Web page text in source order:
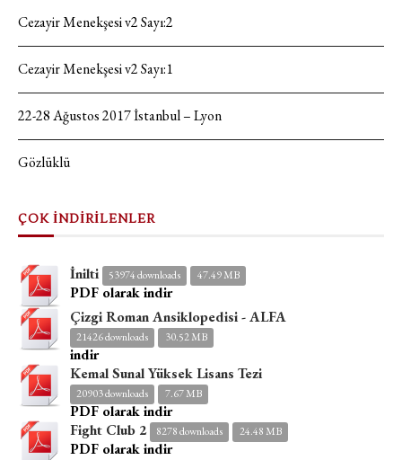
Cezayir Menekşesi v2 Sayı:2
Cezayir Menekşesi v2 Sayı:1
22-28 Ağustos 2017 İstanbul – Lyon
Gözlüklü
ÇOK İNDİRİLENLER
İnilti 53974 downloads 47.49 MB
PDF olarak indir
Çizgi Roman Ansiklopedisi - ALFA
21426 downloads 30.52 MB
indir
Kemal Sunal Yüksek Lisans Tezi
20903 downloads 7.67 MB
PDF olarak indir
Fight Club 2
8278 downloads 24.48 MB
PDF olarak indir